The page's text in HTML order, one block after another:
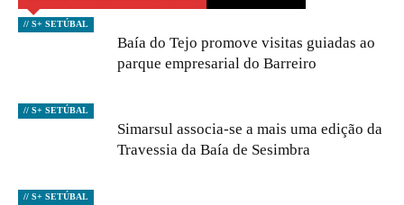
// S+ SETÚBAL
Baía do Tejo promove visitas guiadas ao
parque empresarial do Barreiro
// S+ SETÚBAL
Simarsul associa-se a mais uma edição da
Travessia da Baía de Sesimbra
// S+ SETÚBAL